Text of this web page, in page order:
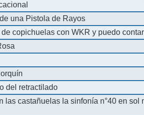
una Pistola de Rayos
de copichuelas con WKR y puedo
del retractilado
las castañuelas la sinfonía n°40 en sol